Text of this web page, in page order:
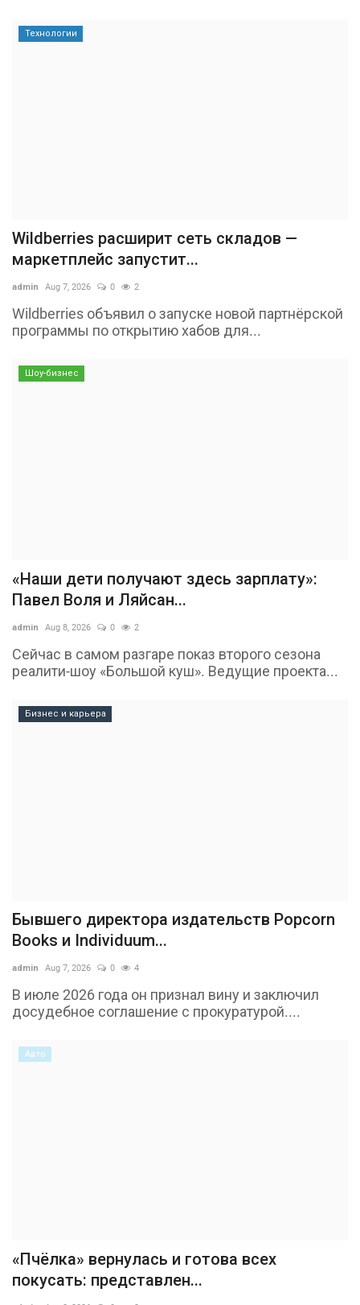
Технологии
Wildberries расширит сеть складов —
маркетплейс запустит...
admin Aug 7, 2026 0 2
Wildberries объявил о запуске новой партнёрской
программы по открытию хабов для...
Шоу-бизнес
«Наши дети получают здесь зарплату»:
Павел Воля и Ляйсан...
admin Aug 8, 2026 0 2
Сейчас в самом разгаре показ второго сезона
реалити-шоу «Большой куш». Ведущие проекта...
Бизнес и карьера
Бывшего директора издательств Popcorn
Books и Individuum...
admin Aug 7, 2026 0 4
В июле 2026 года он признал вину и заключил
досудебное соглашение с прокуратурой....
Авто
«Пчёлка» вернулась и готова всех
покусать: представлен...